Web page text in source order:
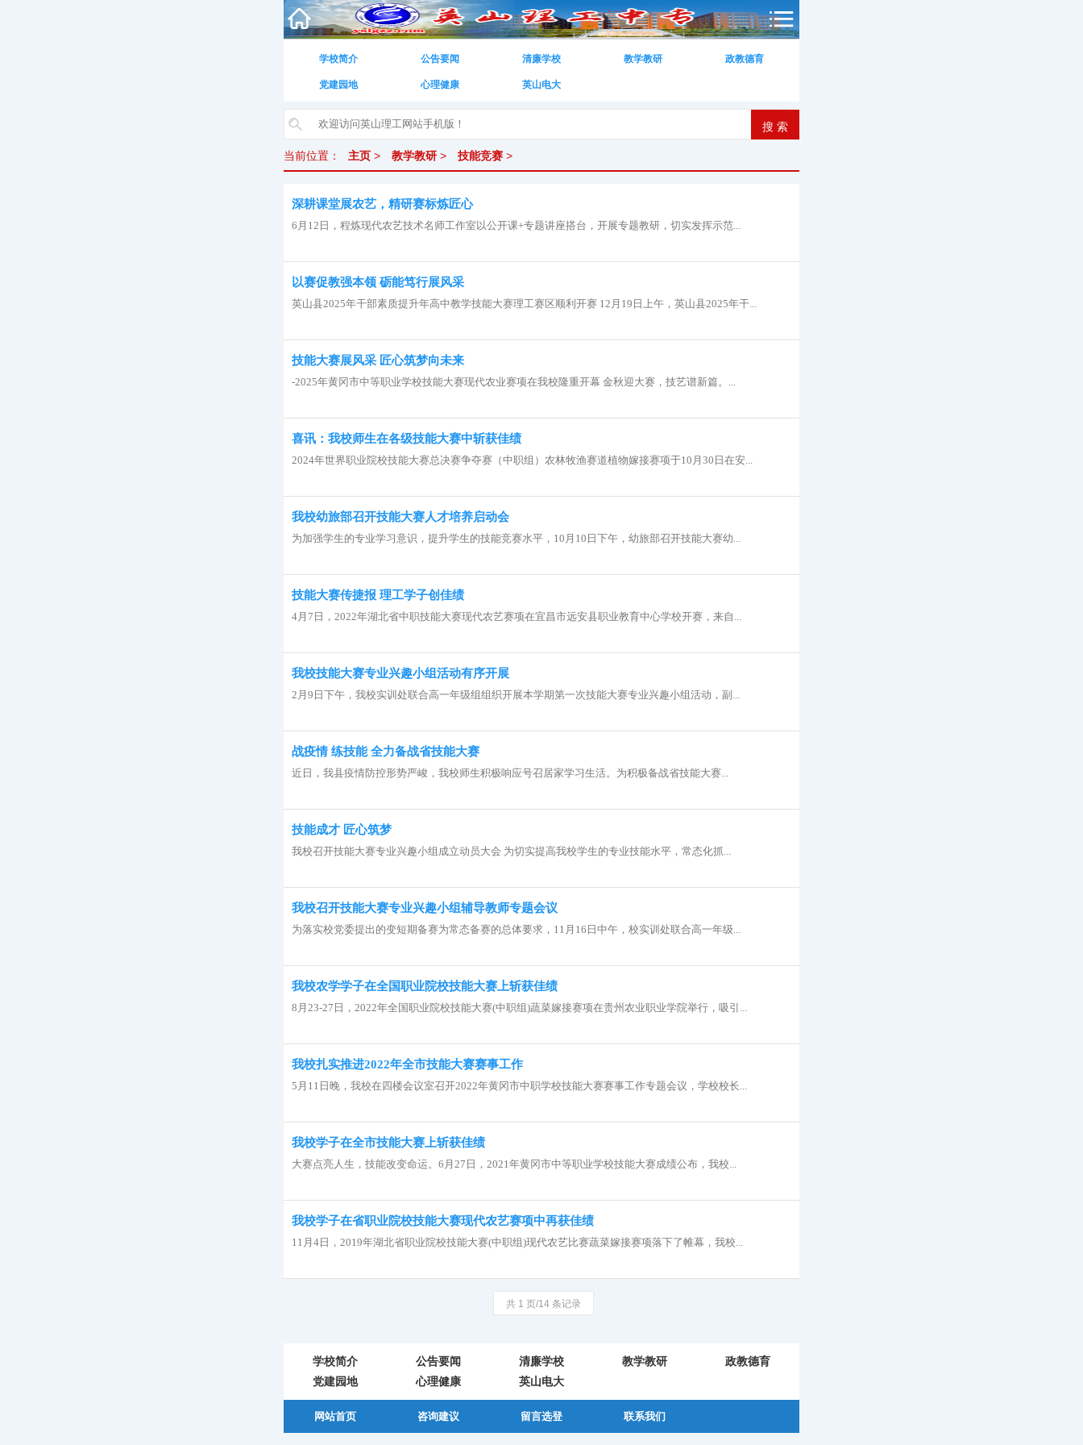
学校简介 公告要闻 清廉学校 教学教研 政教德育
党建园地 心理健康 英山电大
当前位置： 主页 > 教学教研 > 技能竞赛 >
深耕课堂展农艺，精研赛标炼匠心
6月12日，程炼现代农艺技术名师工作室以公开课+专题讲座搭台，开展专题教研，切实发挥示范...
以赛促教强本领 砺能笃行展风采
英山县2025年干部素质提升年高中教学技能大赛理工赛区顺利开赛 12月19日上午，英山县2025年干...
技能大赛展风采 匠心筑梦向未来
-2025年黄冈市中等职业学校技能大赛现代农业赛项在我校隆重开幕 金秋迎大赛，技艺谱新篇。...
喜讯：我校师生在各级技能大赛中斩获佳绩
2024年世界职业院校技能大赛总决赛争夺赛（中职组）农林牧渔赛道植物嫁接赛项于10月30日在安...
我校幼旅部召开技能大赛人才培养启动会
为加强学生的专业学习意识，提升学生的技能竞赛水平，10月10日下午，幼旅部召开技能大赛幼...
技能大赛传捷报 理工学子创佳绩
4月7日，2022年湖北省中职技能大赛现代农艺赛项在宜昌市远安县职业教育中心学校开赛，来自...
我校技能大赛专业兴趣小组活动有序开展
2月9日下午，我校实训处联合高一年级组组织开展本学期第一次技能大赛专业兴趣小组活动，副...
战疫情 练技能 全力备战省技能大赛
近日，我县疫情防控形势严峻，我校师生积极响应号召居家学习生活。为积极备战省技能大赛...
技能成才 匠心筑梦
我校召开技能大赛专业兴趣小组成立动员大会 为切实提高我校学生的专业技能水平，常态化抓...
我校召开技能大赛专业兴趣小组辅导教师专题会议
为落实校党委提出的变短期备赛为常态备赛的总体要求，11月16日中午，校实训处联合高一年级...
我校农学学子在全国职业院校技能大赛上斩获佳绩
8月23-27日，2022年全国职业院校技能大赛(中职组)蔬菜嫁接赛项在贵州农业职业学院举行，吸引...
我校扎实推进2022年全市技能大赛赛事工作
5月11日晚，我校在四楼会议室召开2022年黄冈市中职学校技能大赛赛事工作专题会议，学校校长...
我校学子在全市技能大赛上斩获佳绩
大赛点亮人生，技能改变命运。6月27日，2021年黄冈市中等职业学校技能大赛成绩公布，我校...
我校学子在省职业院校技能大赛现代农艺赛项中再获佳绩
11月4日，2019年湖北省职业院校技能大赛(中职组)现代农艺比赛蔬菜嫁接赛项落下了帷幕，我校...
共 1 页/14 条记录
学校简介 公告要闻 清廉学校 教学教研
政教德育
党建园地
心理健康 英山电大
网站首页 咨询建议 留言选登 联系我们